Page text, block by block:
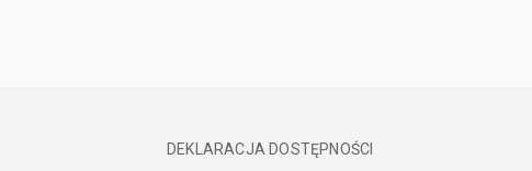
DEKLARACJA DOSTĘPNOŚCI